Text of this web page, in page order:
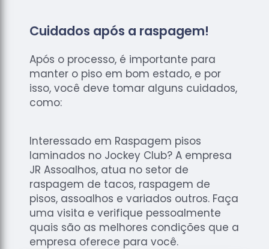
Tacos de
Cuidados após a raspagem!
Após o processo, é importante para
manter o piso em bom estado, e por
isso, você deve tomar alguns cuidados,
como:
Interessado em Raspagem pisos
laminados no Jockey Club? A empresa
JR Assoalhos, atua no setor de
raspagem de tacos, raspagem de
pisos, assoalhos e variados outros. Faça
uma visita e verifique pessoalmente
quais são as melhores condições que a
empresa oferece para você.